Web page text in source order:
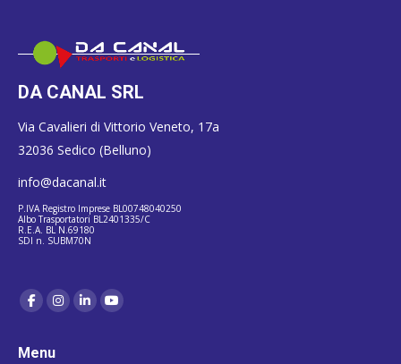
DA CANAL SRL
Via Cavalieri di Vittorio Veneto, 17a
32036 Sedico (Belluno)
info@dacanal.it
P.IVA Registro Imprese BL00748040250
Albo Trasportatori BL2401335/C
R.E.A. BL N.69180
SDI n. SUBM70N
Menu